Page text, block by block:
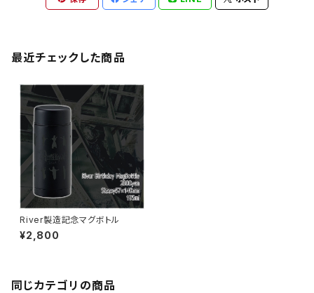
最近チェックした商品
River製造記念マグボトル
¥2,800
同じカテゴリの商品